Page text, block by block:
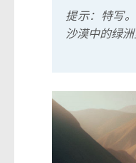
提示：特写
沙漠中的绿洲